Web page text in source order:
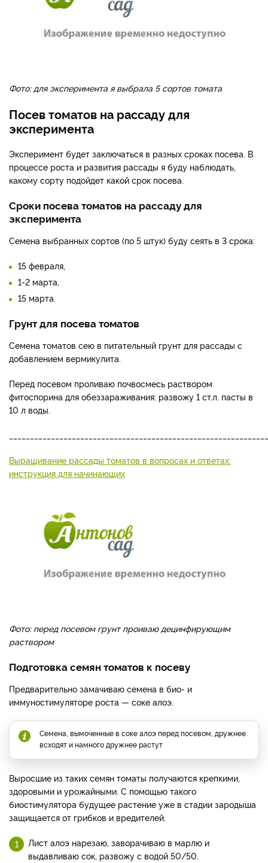
Фото: для эксперимента я выбрала 5 сортов томата
Посев томатов на рассаду для
эксперимента
Эксперимент будет заключаться в разных сроках посева. В
процессе роста и развития рассады я буду наблюдать,
какому сорту подойдет какой срок посева.
Сроки посева томатов на рассаду для
эксперимента
Семена выбранных сортов (по 5 штук) буду сеять в 3 срока:
15 февраля,
1-2 марта,
15 марта.
Грунт для посева томатов
Семена томатов сею в питательный грунт для рассады с
добавлением вермикулита.
Перед посевом проливаю почвосмесь раствором
фитоспорина для обеззараживания: развожу 1 ст.л. пасты в
10 л воды.
Выращивание рассады томатов в вопросах и ответах:
инструкция для начинающих
Фото: перед посевом грунт проиваю децинфирующим
раствором
Подготовка семян томатов к посеву
Предварительно замачиваю семена в био- и
иммуностимуляторе роста — соке алоэ.
Семена, вымоченные в соке алоэ перед посевом, дружнее
всходят и намного дружнее растут
Выросшие из таких семян томаты получаются крепкими,
здоровыми и урожайными. С помощью такого
биостимулятора будущее растение уже в стадии зародыша
защищается от грибков и вредителей.
Лист алоэ нарезаю, заворачиваю в марлю и
выдавливаю сок, развожу с водой 50/50.